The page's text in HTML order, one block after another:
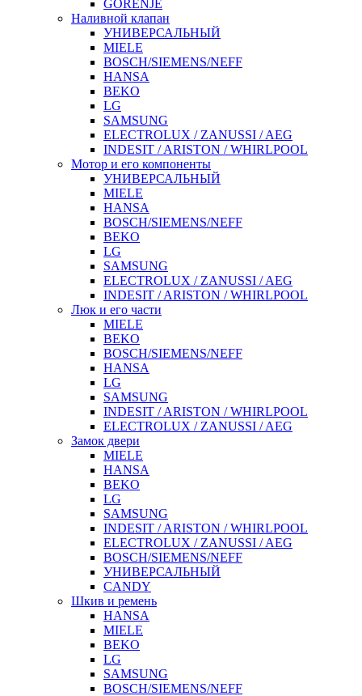
GORENJE
Наливной клапан
УНИВЕРСАЛЬНЫЙ
MIELE
BOSCH/SIEMENS/NEFF
HANSA
BEKO
LG
SAMSUNG
ELECTROLUX / ZANUSSI / AEG
INDESIT / ARISTON / WHIRLPOOL
Мотор и его компоненты
УНИВЕРСАЛЬНЫЙ
MIELE
HANSA
BOSCH/SIEMENS/NEFF
BEKO
LG
SAMSUNG
ELECTROLUX / ZANUSSI / AEG
INDESIT / ARISTON / WHIRLPOOL
Люк и его части
MIELE
BEKO
BOSCH/SIEMENS/NEFF
HANSA
LG
SAMSUNG
INDESIT / ARISTON / WHIRLPOOL
ELECTROLUX / ZANUSSI / AEG
Замок двери
MIELE
HANSA
BEKO
LG
SAMSUNG
INDESIT / ARISTON / WHIRLPOOL
ELECTROLUX / ZANUSSI / AEG
BOSCH/SIEMENS/NEFF
УНИВЕРСАЛЬНЫЙ
CANDY
Шкив и ремень
HANSA
MIELE
BEKO
LG
SAMSUNG
BOSCH/SIEMENS/NEFF